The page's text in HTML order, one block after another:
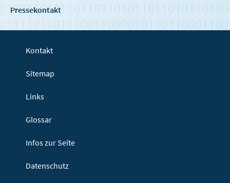
Pressekontakt
Kontakt
Sitemap
Links
Glossar
Infos zur Seite
Datenschutz